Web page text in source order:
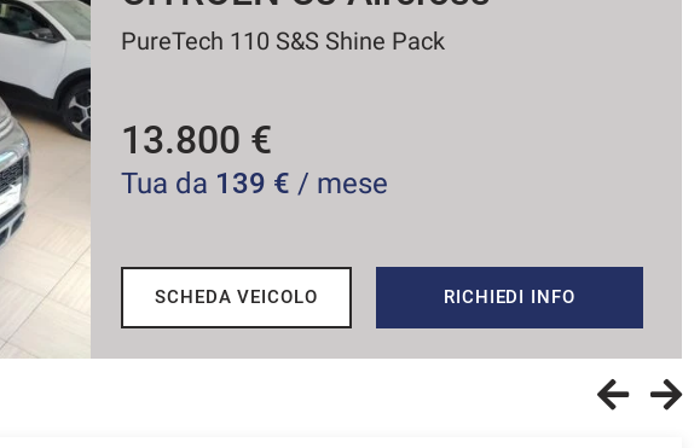
PureTech 130 S&S EAT8 Plus
16.500 €
Tua da 182 € / mese
SCHEDA VEICOLO RICHIEDI INFO